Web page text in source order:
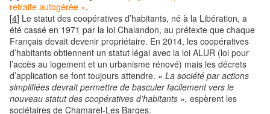
retraite autogérée ».
[4] Le statut des coopératives d’habitants, né à la Libération, a
été cassé en 1971 par la loi Chalandon, au prétexte que chaque
Français devait devenir propriétaire. En 2014, les coopératives
d’habitants obtiennent un statut légal avec la loi ALUR (loi pour
l’accès au logement et un urbanisme rénové) mais les décrets
d’application se font toujours attendre. « La société par actions
simplifiées devrait permettre de basculer facilement vers le
nouveau statut des coopératives d’habitants », espèrent les
sociétaires de Chamarel-Les Barges.